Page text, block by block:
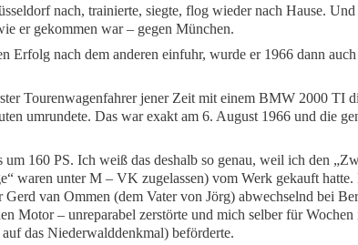
nach, trainierte, siegte, flog wieder nach Hause. Und
er gekommen war – gegen München.
Erfolg nach dem anderen einfuhr, wurde er 1966 dann
Tourenwagenfahrer jener Zeit mit einem BMW 2000 TI
umrundete. Das war exakt am 6. August 1966 und die
um 160 PS. Ich weiß das deshalb so genau, weil ich den
waren unter M – VK zugelassen) vom Werk gekauft hatte.
van Ommen (dem Vater von Jörg) abwechselnd bei
Motor – unreparabel zerstörte und mich selber für Wochen
das Niederwalddenkmal) beförderte.